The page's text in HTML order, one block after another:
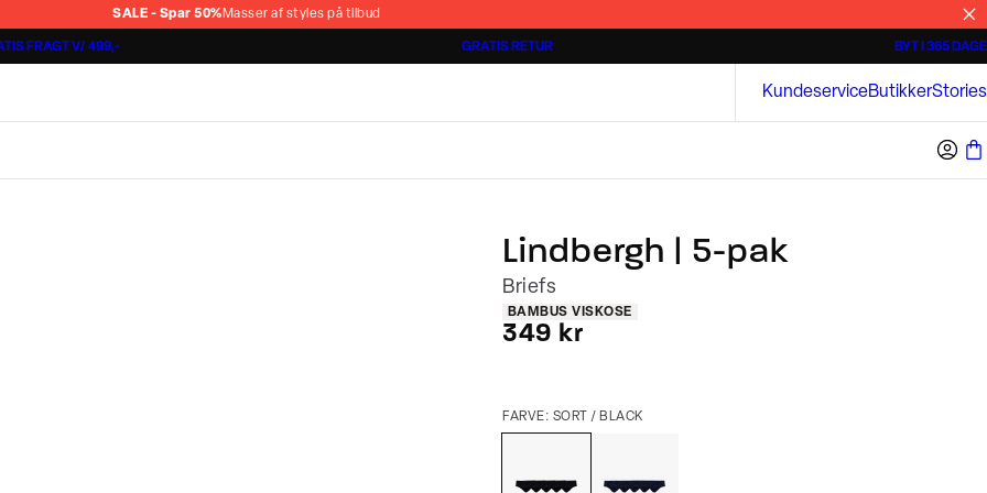
SALE - Spar 50% Masser af styles på tilbud
FRAGT V/ 499,- GRATIS RETUR BYT I 365 DAGE
KundeserviceButikkerStories
Cashmere Touch Pants Overshirts
Lindbergh Bison
Lindbergh | 5-pak
Briefs
Produkt egenskaber
BAMBUS VISKOSE
I alt (inkl. rabat)
349 kr
FARVE: SORT / BLACK